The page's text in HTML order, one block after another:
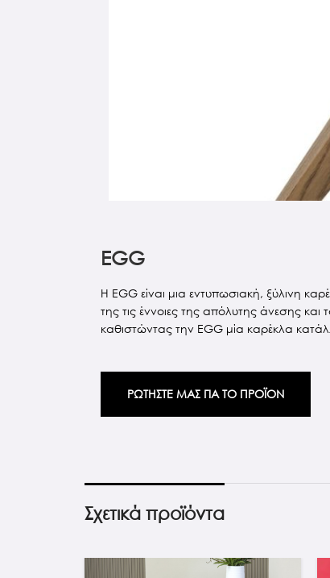
EGG
H EGG είναι μια εντυπωσιακή, ξύλινη
της τις έννοιες της απόλυτης άνεσης
καθιστώντας την EGG μία καρέκλα
ΡΩΤΗΣΤΕ ΜΑΣ ΓΙΑ ΤΟ ΠΡΟΪΟΝ
Σχετικά προϊόντα